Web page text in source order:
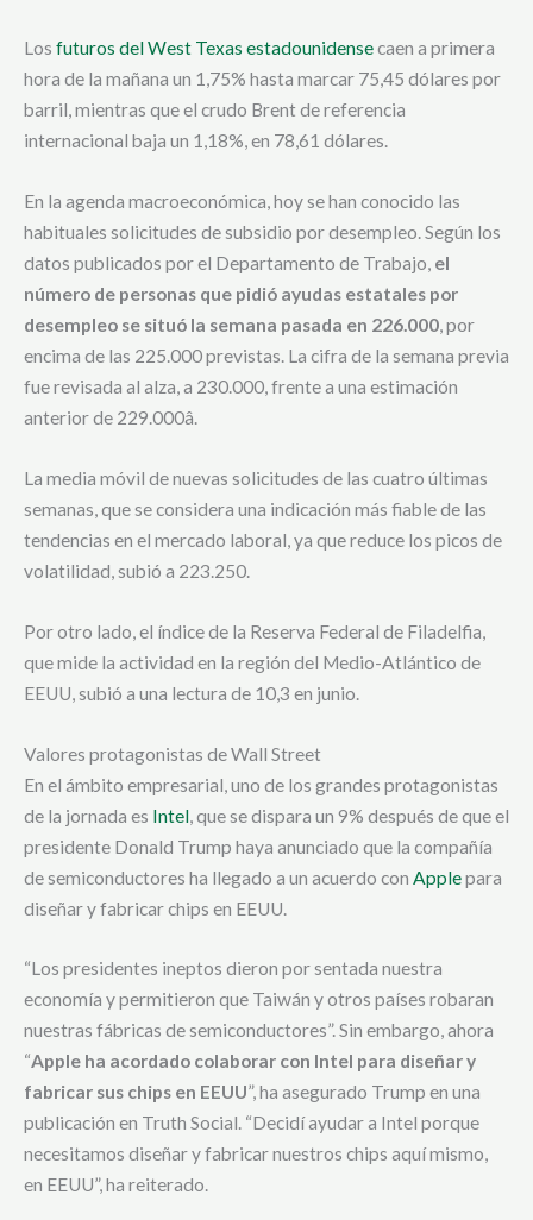
Los futuros del West Texas estadounidensecaen a primera
hora de la mañana un 1,75% hasta marcar 75,45 dólares por
barril, mientras que el crudo Brent de referencia
internacional baja un 1,18%, en 78,61 dólares.
En la agenda macroeconómica, hoy se han conocido las
habituales solicitudes de subsidio por desempleo. Según los
datos publicados por el Departamento de Trabajo, el
número de personas que pidió ayudas estatales por
desempleo se situó la semana pasada en 226.000, por
encima de las 225.000 previstas. La cifra de la semana previa
fue revisada al alza, a 230.000, frente a una estimación
anterior de 229.000â.
La media móvil de nuevas solicitudes de las cuatro últimas
semanas, que se considera una indicación más fiable de las
tendencias en el mercado laboral, ya que reduce los picos de
volatilidad, subió a 223.250.
Por otro lado, el índice de la Reserva Federal de Filadelfia,
que mide la actividad en la región del Medio-Atlántico de
EEUU, subió a una lectura de 10,3 en junio.
Valores protagonistas de Wall Street
En el ámbito empresarial, uno de los grandes protagonistas
de la jornada es Intel , que se dispara un 9% después de que el
presidente Donald Trump haya anunciado que la compañía
de semiconductores ha llegado a un acuerdo con Applepara
diseñar y fabricar chips en EEUU.
“Los presidentes ineptos dieron por sentada nuestra
economía y permitieron que Taiwán y otros países robaran
nuestras fábricas de semiconductores”. Sin embargo, ahora
“Apple ha acordado colaborar con Intel para diseñar y
fabricar sus chips en EEUU”, ha asegurado Trump en una
publicación en Truth Social. “Decidí ayudar a Intel porque
necesitamos diseñar y fabricar nuestros chips aquí mismo,
en EEUU”, ha reiterado.